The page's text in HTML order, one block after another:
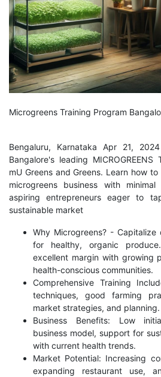
Microgreens Training Program
Bengaluru, Karnataka Apr 21,
Bangalore's leading MICROGREENS
mU Greens and Greens. Learn how
microgreens business with
aspiring entrepreneurs eager to
sustainable market
Why Microgreens? -
for healthy, organic
excellent margin with growing
health-conscious communities.
Comprehensive Training
techniques, good farming
market strategies, and planning.
Business Benefits: Low
business model, support for
with current health trends.
Market Potential: Increasing
expanding restaurant use,